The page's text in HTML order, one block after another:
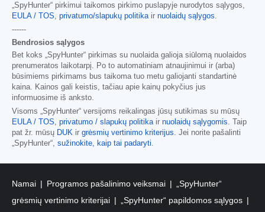
„SpyHunter“ pirkimui taikomos pirkimo puslapyje nurodytos sąlygos,
EULA / TOS, privatumo/slapukų politikair nuolaidų sąlygos.
------
Bendrosios sąlygos
Bet koks „SpyHunter“ pirkimas su nuolaida galioja siūlomą nuolaidos
prenumeratos laikotarpį. Po to automatiniam atnaujinimui ir (arba)
būsimiems pirkimams bus taikoma tuo metu galiojanti standartinė
kaina. Kainos gali keistis, tačiau apie kainų pokyčius jus
informuosime iš anksto.
Visoms „SpyHunter“ versijoms reikalingas jūsų sutikimas su mūsų
EULA / TOS, privatumo / slapukų politikair nuolaidų sąlygomis. Taip
pat žr. mūsų DUK ir grėsmių vertinimo kriterijus. Jei norite pašalinti
„SpyHunter“, sužinokite, kaip tai padaryti.
Namai Programos pašalinimo veiksmai
„SpyHunter“
grėsmių vertinimo kriterijai
„SpyHunter“ papildomos sąlygos